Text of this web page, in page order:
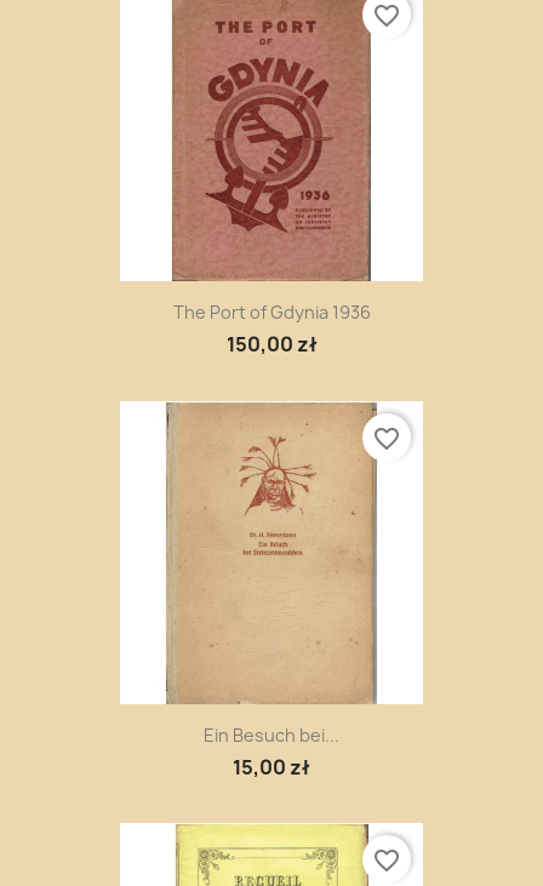
The Port of Gdynia 1936
150,00 zł
favorite_border
Ein Besuch bei...
15,00 zł
favorite_border
favorite_border